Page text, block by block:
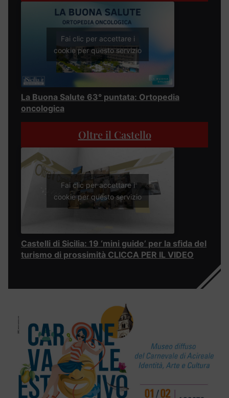
Fai clic per accettare i
cookie per questo servizio
La Buona Salute 63° puntata: Ortopedia
oncologica
Oltre il Castello
Fai clic per accettare i
cookie per questo servizio
Castelli di Sicilia: 19 ‘mini guide’ per la sfida del
turismo di prossimità CLICCA PER IL VIDEO